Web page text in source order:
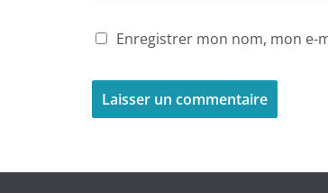
Enregistrer mon nom, mon e-